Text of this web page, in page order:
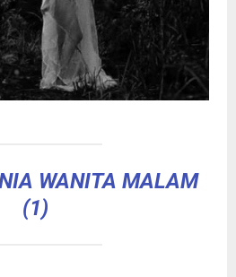
WANITA MALAM
(1)